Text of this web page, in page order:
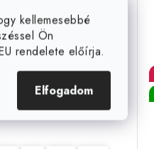
kellemesebbé
Ön
rendelete előírja.
Elfogadom